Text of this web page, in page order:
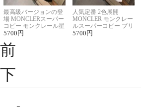
最高級バージョンの登
場 MONCLERスーパー
コピー モンクレール星
座半袖Tシャツ
5700 円
人気定番 2色展開
MONCLER モンクレー
ルスーパーコピー プリ
ント半袖Tシャツ
5700 円
前
下